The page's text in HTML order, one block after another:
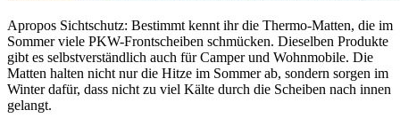
Apropos Sichtschutz: Bestimmt kennt ihr die Thermo-Matten, die im
Sommer viele PKW-Frontscheiben schmücken. Dieselben Produkte
gibt es selbstverständlich auch für Camper und Wohnmobile. Die
Matten halten nicht nur die Hitze im Sommer ab, sondern sorgen im
Winter dafür, dass nicht zu viel Kälte durch die Scheiben nach innen
gelangt.